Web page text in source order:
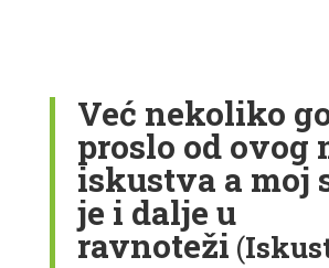
Već nekoliko
proslo od ovog
iskustva a moj
je i dalje u
ravnoteži (